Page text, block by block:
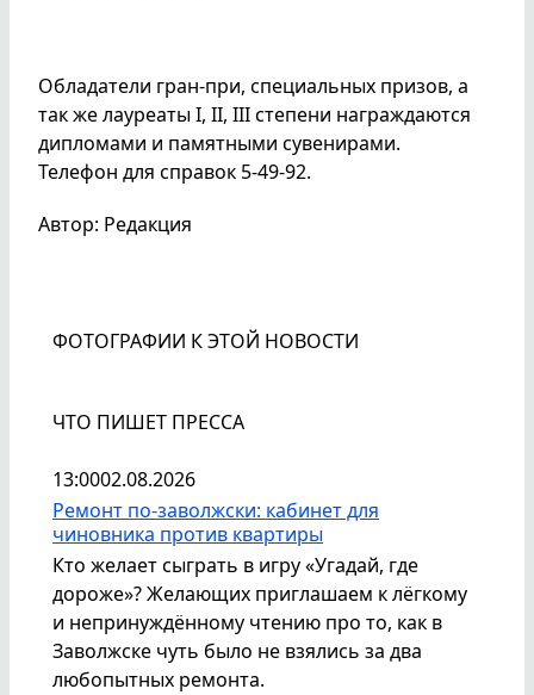
Обладатели гран-при, специальных призов, а
так же лауреаты I, II, III степени награждаются
дипломами и памятными сувенирами.
Телефон для справок 5-49-92.
Автор: Редакция
ФОТОГРАФИИ К ЭТОЙ НОВОСТИ
ЧТО ПИШЕТ ПРЕССА
13:0002.08.2026
Ремонт по-заволжски: кабинет для
чиновника против квартиры
Кто желает сыграть в игру «Угадай, где
дороже»? Желающих приглашаем к лёгкому
и непринуждённому чтению про то, как в
Заволжске чуть было не взялись за два
любопытных ремонта.